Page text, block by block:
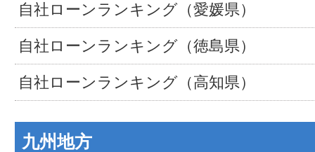
自社ローンランキング（愛媛県）
自社ローンランキング（徳島県）
自社ローンランキング（高知県）
九州地方